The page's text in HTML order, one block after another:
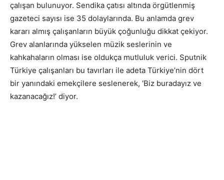
çalışan bulunuyor. Sendika çatısı altında örgütlenmiş
gazeteci sayısı ise 35 dolaylarında. Bu anlamda grev
kararı almış çalışanların büyük çoğunluğu dikkat çekiyor.
Grev alanlarında yükselen müzik seslerinin ve
kahkahaların olması ise oldukça mutluluk verici. Sputnik
Türkiye çalışanları bu tavırları ile adeta Türkiye’nin dört
bir yanındaki emekçilere seslenerek, ‘Biz buradayız ve
kazanacağız!’ diyor.